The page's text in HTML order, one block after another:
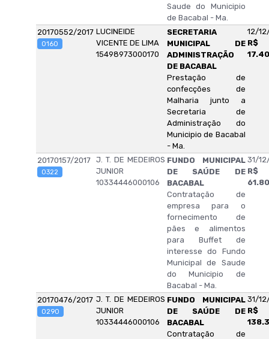
Saude do Municipio
de Bacabal - Ma.
20170552/2017
0160
LUCINEIDE
VICENTE DE LIMA
15498973000170
SECRETARIA
MUNICIPAL DE
ADMINISTRAÇÃO
DE BACABAL
Prestação de
confecções de
Malharia junto a
Secretaria de
Administração do
Municipio de Bacabal
- Ma.
12/
R$
20170157/2017
0322
J. T. DE MEDEIROS
JUNIOR
10334446000106
FUNDO MUNICIPAL
DE SAÚDE DE
BACABAL
Contratação de
empresa para o
fornecimento de
pães e alimentos
para Buffet de
interesse do Fundo
Municipal de Saude
do Municipio de
Bacabal - Ma.
31/
R$
20170476/2017
0290
J. T. DE MEDEIROS
JUNIOR
10334446000106
FUNDO MUNICIPAL
DE SAÚDE DE
BACABAL
Contratação de
31/
R$